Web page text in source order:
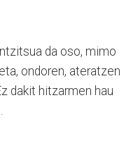
da oso, mimo
ondoren, ateratzen
dakit hitzarmen hau